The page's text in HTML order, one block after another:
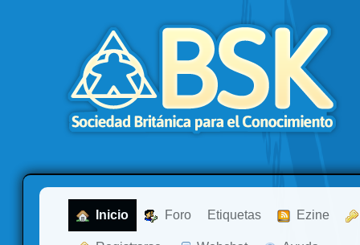
Inicio Foro Etiquetas Ezine